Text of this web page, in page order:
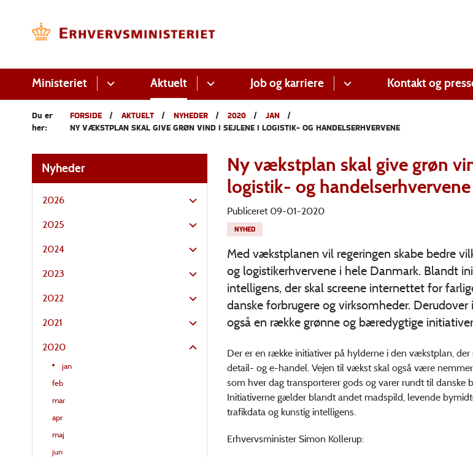
Ministeriet Aktuelt Job og karriere Kontakt og
Du er
her:
FORSIDE AKTUELT NYHEDER 2020
JAN
NY VÆKSTPLAN SKAL GIVE GRØN VIND I SEJLENE I LOGISTIK- OG HANDELSERHVERVENE
Nyheder
2026
2025
2024
2023
2022
2021
2020
jan
feb
mar
apr
maj
jun
Ny vækstplan skal give grøn
logistik- og handelserhvervene
Publiceret 09-01-2020
NYHED
Med vækstplanen vil regeringen skabe bedre
og logistikerhvervene i hele Danmark. Blandt
intelligens, der skal screene internettet for
danske forbrugere og virksomheder.
også en række grønne og bæredygtige
Der er en række initiativer på hylderne i den vækstplan,
detail- og e-handel. Vejen til vækst skal også være
som hver dag transporterer gods og varer rundt til danske
Initiativerne gælder blandt andet madspild, levende
trafikdata og kunstig intelligens.
Erhvervsminister Simon Kollerup: